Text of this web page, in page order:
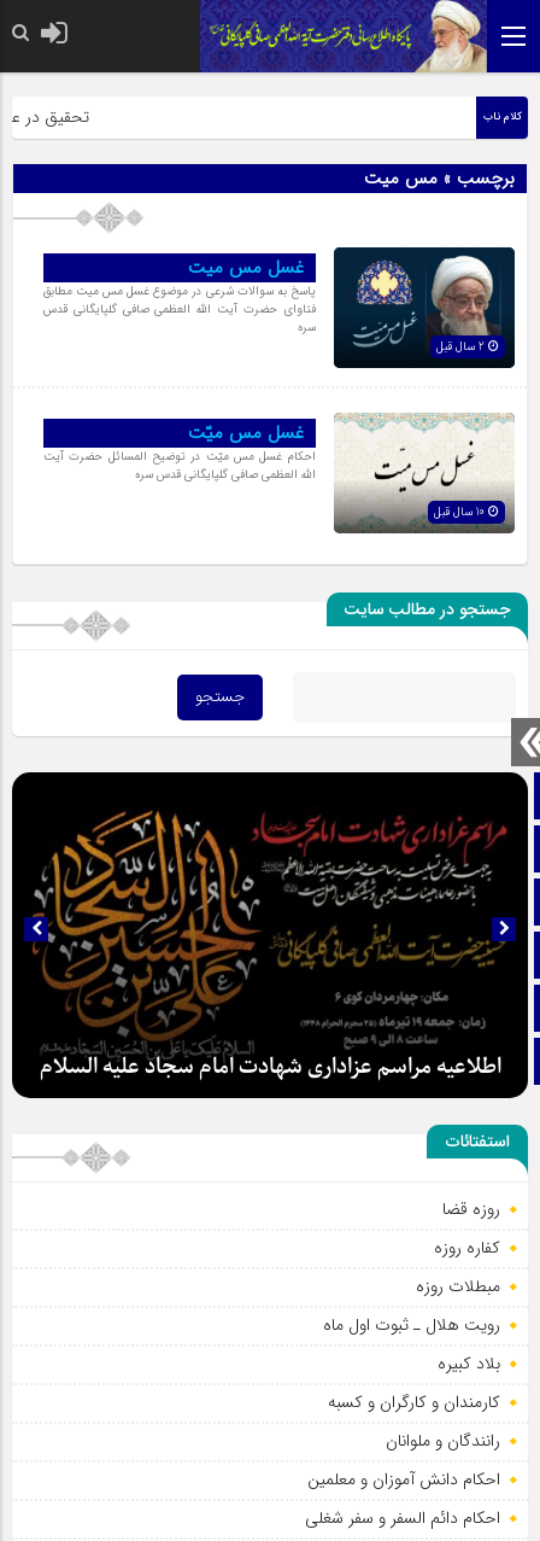
صفحه نخست
تماس با ما
آپارات
تلگرام
کلام ناب تحقیق در
برچسب » مس میت
غسل مس میت
پاسخ به سوالات شرعی در موضوع غسل مس میت مطابق
فتاوای حضرت آیت الله العظمی صافی گلپایگانی قدس
سره
غسل مس میّت
احکام غسل مس میّت در توضیح المسائل حضرت آیت
الله العظمی صافی گلپایگانی قدس سره
جستجو در مطالب سایت
اطلاعیه مراسم عزاداری شهادت امام سجاد علیه السلام
استفتائات
روزه قضا
کفاره روزه
مبطلات روزه
رویت هلال ـ ثبوت اول ماه
بلاد کبیره
کارمندان و کارگران و کسبه
رانندگان و ملوانان
احکام دانش آموزان و معلمین
احکام دائم السفر و سفر شغلی